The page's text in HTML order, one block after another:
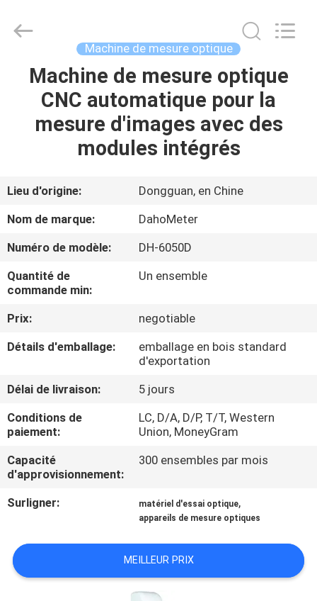
MAISON
PRODUITS
AU
SUJET
DE
VISITE
DE
QUALITÉ
CONTACTEZ-
NOUS
DEMANDEZ
UNE
CITATION
2018
Guangdong Hongtuo Instrument Technology Co.,Ltd.
Reserved.
Machine de mesure optique
Machine de mesure optique
CNC automatique pour la
mesure d'images avec des
modules intégrés
Lieu d'origine:
Dongguan, en Chine
Nom de marque:
DahoMeter
Numéro de modèle:
DH-6050D
Quantité de
commande min:
Un ensemble
Prix:
negotiable
Détails d'emballage:
emballage en bois standard
d'exportation
Délai de livraison:
5 jours
Conditions de
paiement:
LC, D/A, D/P, T/T, Western
Union, MoneyGram
Capacité
d'approvisionnement:
300 ensembles par mois
Surligner: matériel d'essai optique,
appareils de mesure optiques
MEILLEUR PRIX